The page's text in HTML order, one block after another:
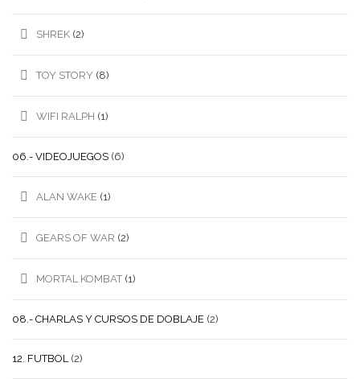
SHREK (2)
TOY STORY (8)
WIFI RALPH (1)
06.- VIDEOJUEGOS (6)
ALAN WAKE (1)
GEARS OF WAR (2)
MORTAL KOMBAT (1)
08.- CHARLAS Y CURSOS DE DOBLAJE (2)
12. FUTBOL (2)